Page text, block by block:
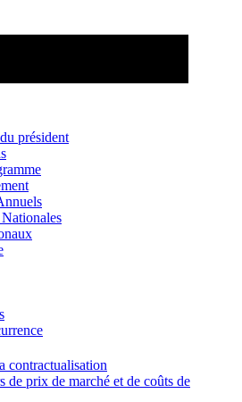
président
contractualisation
de prix de marché et de coûts de